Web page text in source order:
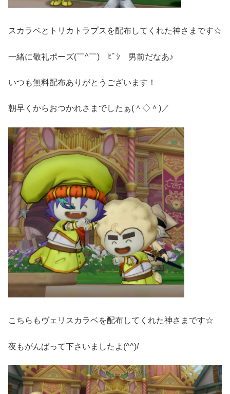
スカラベとトリカトラプスを配布してくれた神さまです☆
一緒に敬礼ポーズ(￣^￣)ゞﾋﾞｼ 男前だなあ♪
いつも無料配布ありがとうございます！
朝早くからおつかれさまでしたぁ(＾◇＾)／
こちらもヴェリスカラベを配布してくれた神さまです☆
夜もがんばって下さいましたよ(^^)/